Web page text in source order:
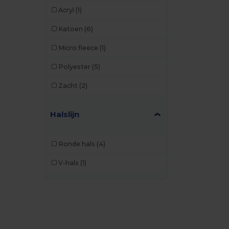
Acryl (1)
Katoen (6)
Micro fleece (1)
Polyester (5)
Zacht (2)
Halslijn
Ronde hals (4)
V-hals (1)